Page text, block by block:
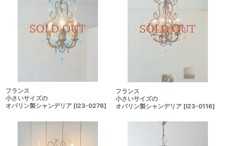
フランス
小さいサイズの
オパリン製シャンデリア [I23-0276]
フランス
小さいサイズの
オパリン製シャンデリア [I23-0116]